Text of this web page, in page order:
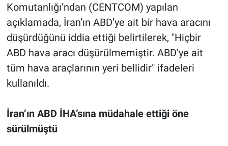
Komutanlığı’ndan (CENTCOM) yapılan
açıklamada, İran’ın ABD’ye ait bir hava aracını
düşürdüğünü iddia ettiği belirtilerek, "Hiçbir
ABD hava aracı düşürülmemiştir. ABD’ye ait
tüm hava araçlarının yeri bellidir" ifadeleri
kullanıldı.
İran’ın ABD İHA’sına müdahale ettiği öne
sürülmüştü